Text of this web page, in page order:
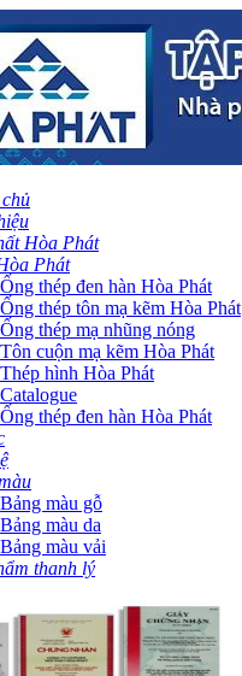
Hòa Phát
Phát
Ống thép đen hàn Hòa Phát
Ống thép tôn mạ kẽm Hòa Phát
Ống thép mạ nhũng nóng
Tôn cuộn mạ kẽm Hòa Phát
Thép hình Hòa Phát
Catalogue
Ống thép đen hàn Hòa Phát
Bảng màu gỗ
Bảng màu da
Bảng màu vải
thanh lý